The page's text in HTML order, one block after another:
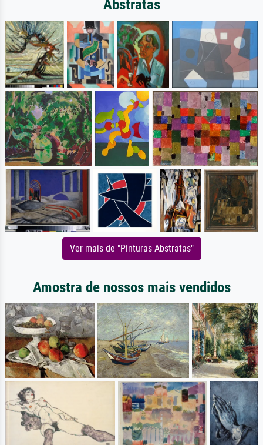
Abstratas
Ver mais de "Pinturas Abstratas"
Amostra de nossos mais vendidos